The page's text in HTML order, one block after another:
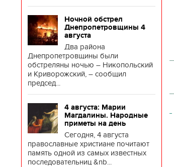
Ночной обстрел
Днепропетровщины 4
августа
Два района
Днепропетровщины были
обстреляны ночью – Никопольский
и Криворожский, – сообщил
председ...
4 августа: Марии
Магдалины. Народные
приметы на день
Сегодня, 4 августа
православные христиане почитают
память одной из самых известных
последовательниц &nb...